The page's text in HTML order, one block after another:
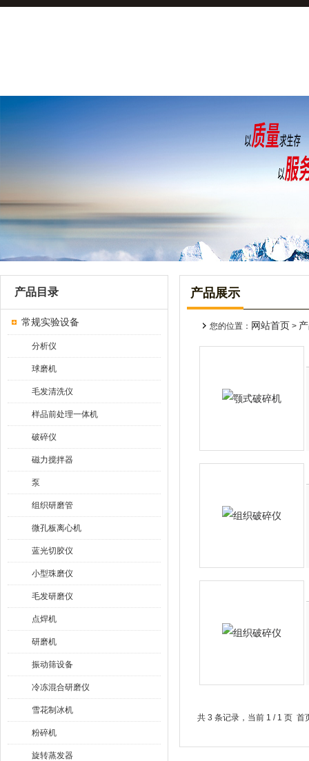
产品目录
常规实验设备
分析仪
球磨机
毛发清洗仪
样品前处理一体机
破碎仪
磁力搅拌器
泵
组织研磨管
微孔板离心机
蓝光切胶仪
小型珠磨仪
毛发研磨仪
点焊机
研磨机
振动筛设备
冷冻混合研磨仪
雪花制冰机
粉碎机
旋转蒸发器
产品展示
您的位置： 网站首页 >
共 3 条记录，当前 1 / 1 页